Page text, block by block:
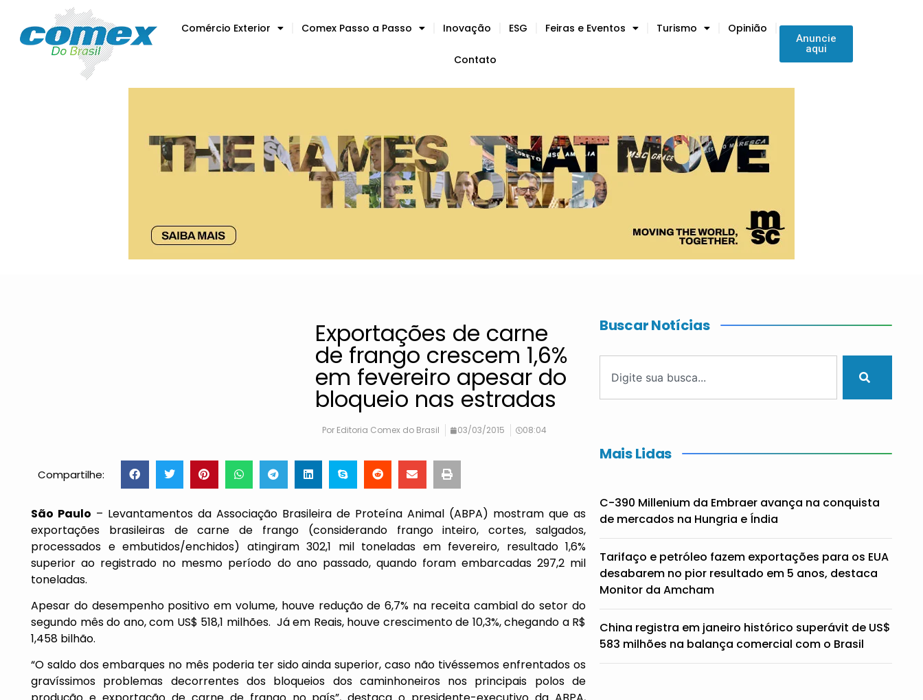
Comércio Exterior Comex Passo a Passo Inovação ESG Feiras e Eventos Turismo Opinião
Contato
Anuncie
aqui
Exportações de carne
de frango crescem 1,6%
em fevereiro apesar do
bloqueio nas estradas
Por Editoria Comex do Brasil 03/03/2015 08:04
Compartilhe:
São Paulo – Levantamentos da Associação Brasileira de Proteína Animal (ABPA) mostram que as
exportações brasileiras de carne de frango (considerando frango inteiro, cortes, salgados,
processados e embutidos/enchidos) atingiram 302,1 mil toneladas em fevereiro, resultado 1,6%
superior ao registrado no mesmo período do ano passado, quando foram embarcadas 297,2 mil
toneladas.
Apesar do desempenho positivo em volume, houve redução de 6,7% na receita cambial do setor do
segundo mês do ano, com US$ 518,1 milhões. Já em Reais, houve crescimento de 10,3%, chegando a R$
1,458 bilhão.
“O saldo dos embarques no mês poderia ter sido ainda superior, caso não tivéssemos enfrentados os
gravíssimos problemas decorrentes dos bloqueios dos caminhoneiros nos principais polos de
Buscar Notícias
Mais Lidas
C-390 Millenium da Embraer avança na conquista
de mercados na Hungria e Índia
Tarifaço e petróleo fazem exportações para os EUA
desabarem no pior resultado em 5 anos, destaca
Monitor da Amcham
China registra em janeiro histórico superávit de US$
583 milhões na balança comercial com o Brasil